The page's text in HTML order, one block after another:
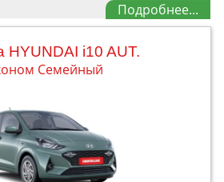
Подробнее...
HYUNDAI i10 AUT.
Семейный